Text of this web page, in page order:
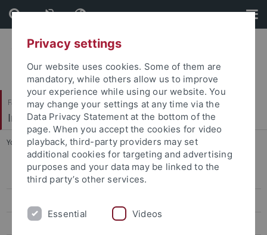
Skip
to
content
Skip
to
footer
Faculty of Humanities
Institute of Modern History
You are here: Home ... Adler, Miriam
Prof. Dr. Ewald Frie
Adler, Miriam
Privacy settings
Our website uses cookies. Some of them are
mandatory, while others allow us to improve
your experience while using our website. You
may change your settings at any time via the
Data Privacy Statement at the bottom of the
page. When you accept the cookies for video
playback, third-party providers may set
additional cookies for targeting and advertising
purposes and your data may be linked to the
third party’s other services.
Essential Videos